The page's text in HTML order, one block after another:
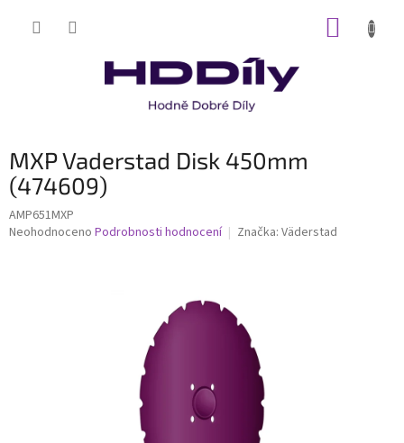
MXP Vaderstad Disk 450mm
(474609)
AMP651MXP
Průměrné
Neohodnoceno Podrobnosti hodnocení Značka: Väderstad